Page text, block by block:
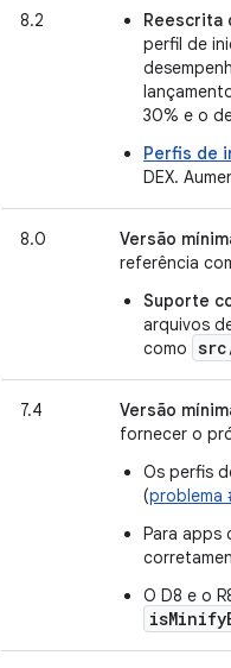
8.2 Reescrita
perfil de
30% e o
Perfis de
DEX.
8.0 Versão
referência
Suporte
arquivos
como
7.4 Versão
fornecer o
Os perfis
(problema
Para apps
O D8 e o